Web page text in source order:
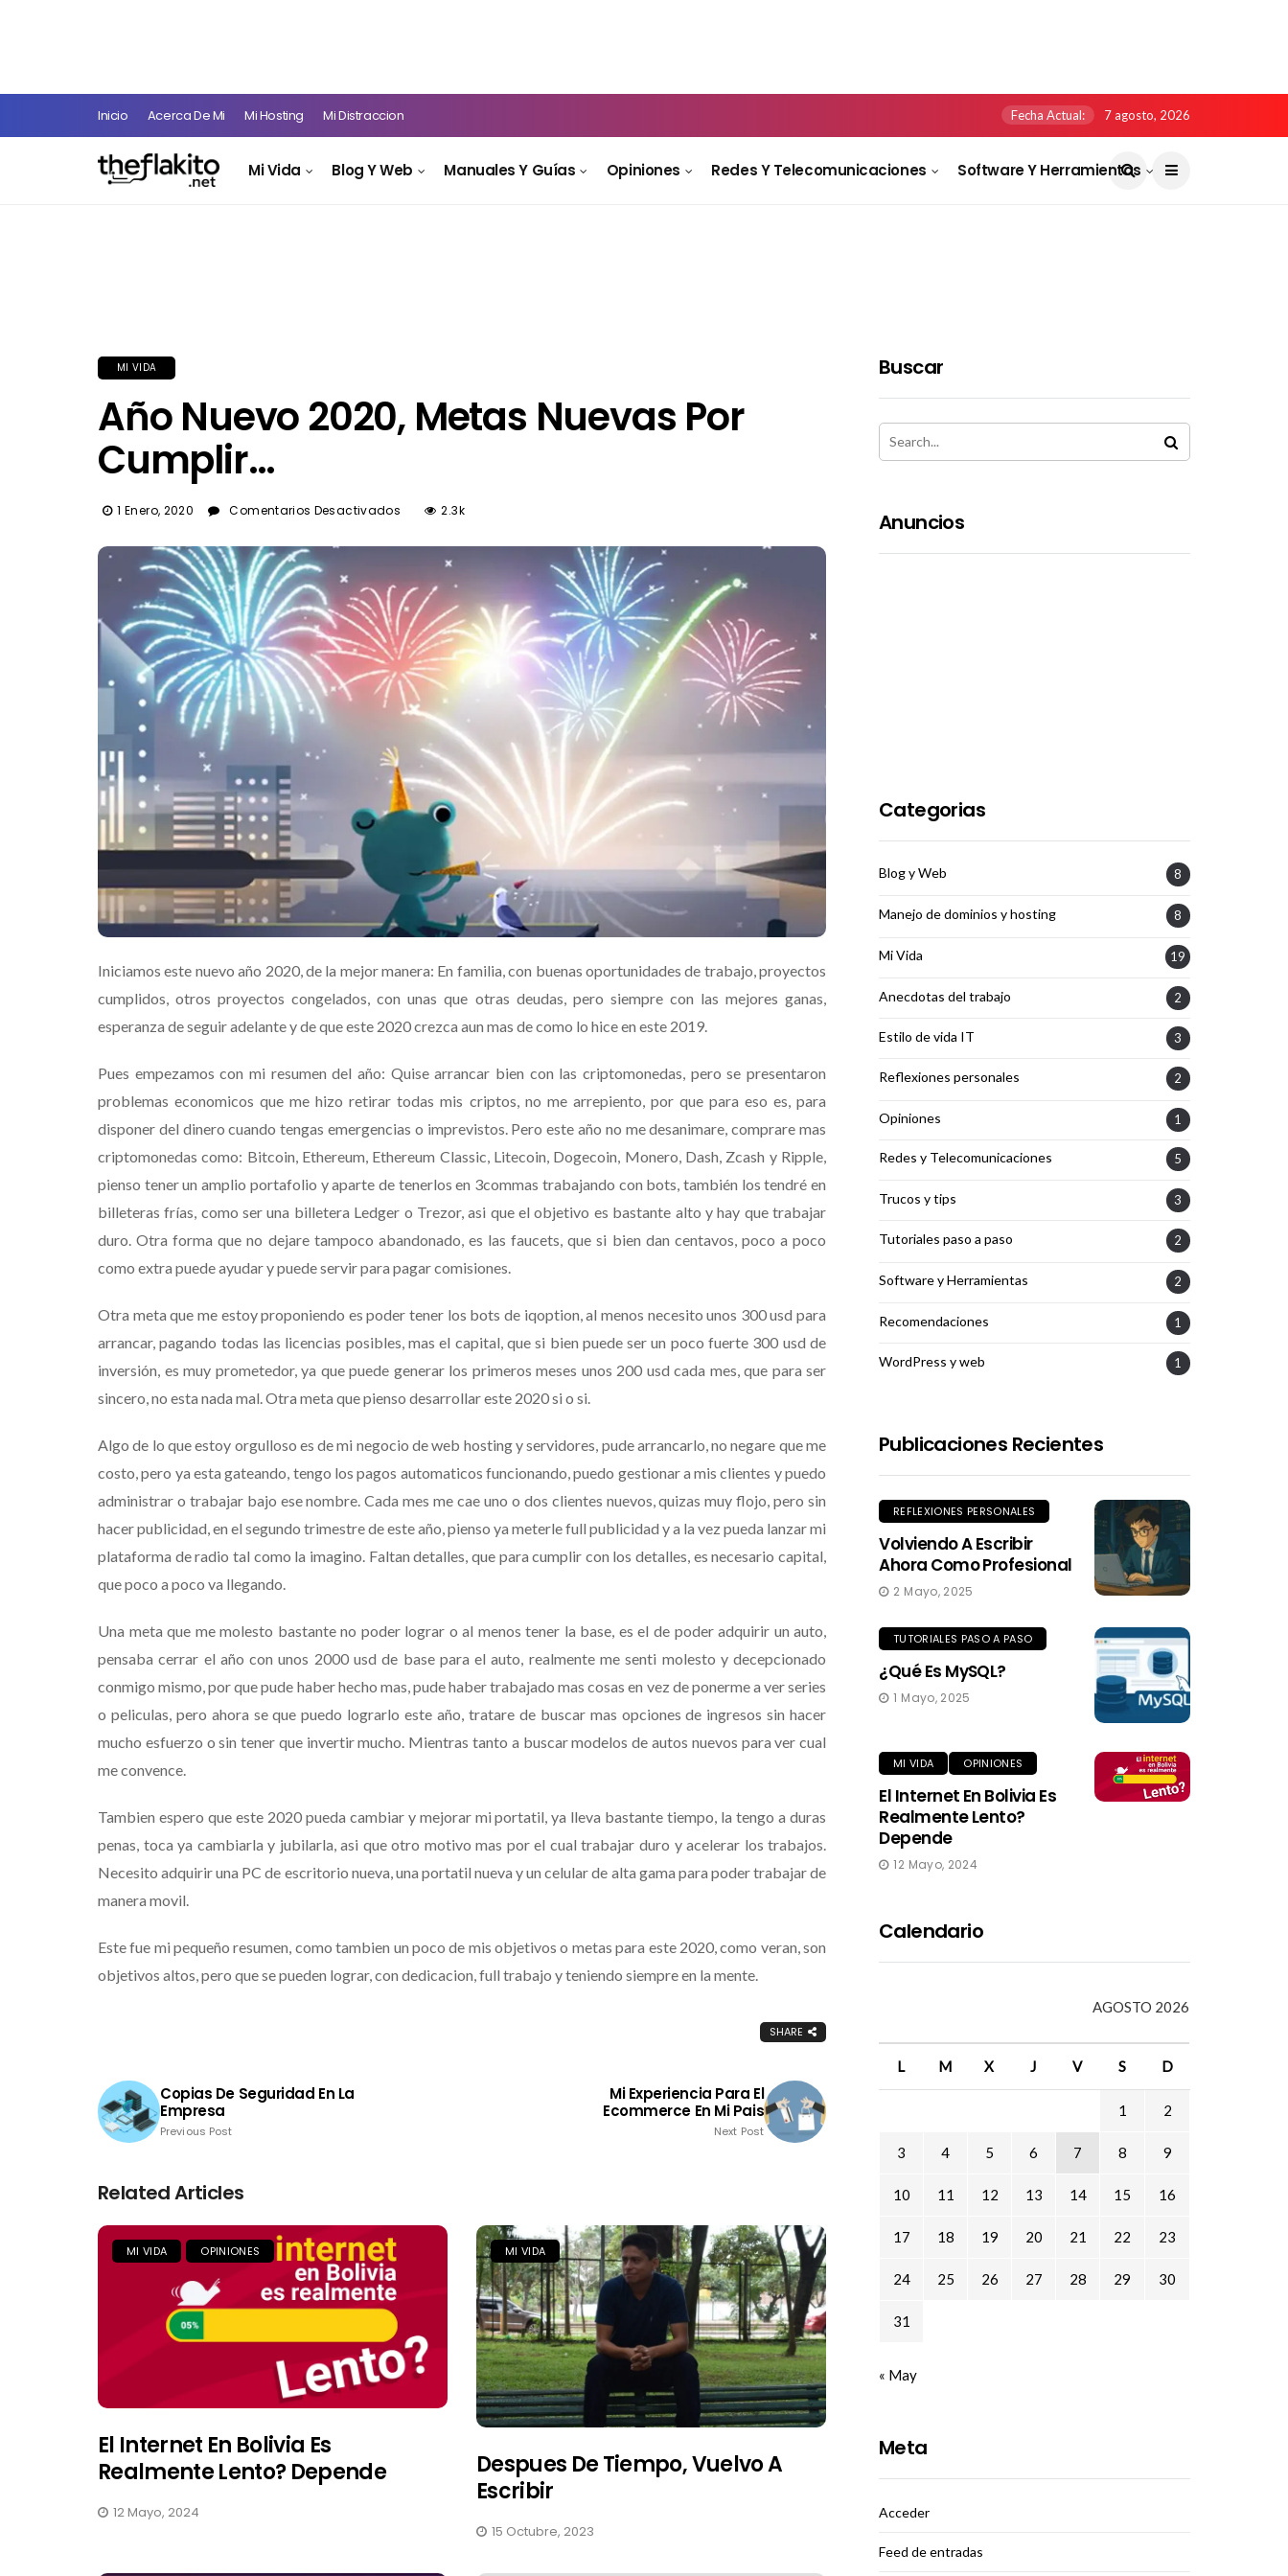
Inicio Acerca De Mi Mi Hosting Mi Distraccion Fecha Actual: 7 agosto, 2026
Mi Vida Blog Y Web Manuales Y Guías Opiniones Redes Y Telecomunicaciones Software Y Herramientas
MI VIDA
Año Nuevo 2020, Metas Nuevas Por
Cumplir…
1 Enero, 2020 Comentarios Desactivados
Nuevo
Metas
Nuevas
Por
Cumplir…
2.3k
Iniciamos este nuevo año 2020, de la mejor manera: En familia, con buenas oportunidades de trabajo, proyectos
cumplidos, otros proyectos congelados, con unas que otras deudas, pero siempre con las mejores ganas,
esperanza de seguir adelante y de que este 2020 crezca aun mas de como lo hice en este 2019.
Pues empezamos con mi resumen del año: Quise arrancar bien con las criptomonedas, pero se presentaron
problemas economicos que me hizo retirar todas mis criptos, no me arrepiento, por que para eso es, para
disponer del dinero cuando tengas emergencias o imprevistos. Pero este año no me desanimare, comprare mas
criptomonedas como: Bitcoin, Ethereum, Ethereum Classic, Litecoin, Dogecoin, Monero, Dash, Zcash y Ripple,
pienso tener un amplio portafolio y aparte de tenerlos en 3commas trabajando con bots, también los tendré en
billeteras frías, como ser una billetera Ledger o Trezor, asi que el objetivo es bastante alto y hay que trabajar
duro. Otra forma que no dejare tampoco abandonado, es las faucets, que si bien dan centavos, poco a poco
como extra puede ayudar y puede servir para pagar comisiones.
Otra meta que me estoy proponiendo es poder tener los bots de iqoption, al menos necesito unos 300 usd para
arrancar, pagando todas las licencias posibles, mas el capital, que si bien puede ser un poco fuerte 300 usd de
inversión, es muy prometedor, ya que puede generar los primeros meses unos 200 usd cada mes, que para ser
sincero, no esta nada mal. Otra meta que pienso desarrollar este 2020 si o si.
Algo de lo que estoy orgulloso es de mi negocio de web hosting y servidores, pude arrancarlo, no negare que me
costo, pero ya esta gateando, tengo los pagos automaticos funcionando, puedo gestionar a mis clientes y puedo
administrar o trabajar bajo ese nombre. Cada mes me cae uno o dos clientes nuevos, quizas muy flojo, pero sin
hacer publicidad, en el segundo trimestre de este año, pienso ya meterle full publicidad y a la vez pueda lanzar mi
plataforma de radio tal como la imagino. Faltan detalles, que para cumplir con los detalles, es necesario capital,
que poco a poco va llegando.
Una meta que me molesto bastante no poder lograr o al menos tener la base, es el de poder adquirir un auto,
pensaba cerrar el año con unos 2000 usd de base para el auto, realmente me senti molesto y decepcionado
conmigo mismo, por que pude haber hecho mas, pude haber trabajado mas cosas en vez de ponerme a ver series
o peliculas, pero ahora se que puedo lograrlo este año, tratare de buscar mas opciones de ingresos sin hacer
mucho esfuerzo o sin tener que invertir mucho. Mientras tanto a buscar modelos de autos nuevos para ver cual
me convence.
Tambien espero que este 2020 pueda cambiar y mejorar mi portatil, ya lleva bastante tiempo, la tengo a duras
penas, toca ya cambiarla y jubilarla, asi que otro motivo mas por el cual trabajar duro y acelerar los trabajos.
Necesito adquirir una PC de escritorio nueva, una portatil nueva y un celular de alta gama para poder trabajar de
manera movil.
Este fue mi pequeño resumen, como tambien un poco de mis objetivos o metas para este 2020, como veran, son
objetivos altos, pero que se pueden lograr, con dedicacion, full trabajo y teniendo siempre en la mente.
SHARE
Copias De Seguridad En La
Empresa
Previous Post
Mi Experiencia Para El
Ecommerce En Mi Pais
Next Post
Related Articles
MI VIDA OPINIONES
El Internet En Bolivia Es
Realmente Lento? Depende
12 Mayo, 2024
MI VIDA
Despues De Tiempo, Vuelvo A
Escribir
15 Octubre, 2023
Buscar
Anuncios
Categorias
Blog y Web 8
Manejo de dominios y hosting 8
Mi Vida 19
Anecdotas del trabajo 2
Estilo de vida IT 3
Reflexiones personales 2
Opiniones 1
Redes y Telecomunicaciones 5
Trucos y tips 3
Tutoriales paso a paso 2
Software y Herramientas 2
Recomendaciones 1
WordPress y web 1
Publicaciones Recientes
REFLEXIONES PERSONALES
Volviendo A Escribir
Ahora Como Profesional
2 Mayo, 2025
TUTORIALES PASO A PASO
¿Qué Es MySQL?
1 Mayo, 2025
MI VIDA OPINIONES
El Internet En Bolivia Es
Realmente Lento?
Depende
12 Mayo, 2024
Calendario
AGOSTO 2026
L M X J V S D
1 2
3 4 5 6 7 8 9
10 11 12 13 14 15 16
17 18 19 20 21 22 23
24 25 26 27 28 29 30
31
« May
Meta
Acceder
Feed de entradas